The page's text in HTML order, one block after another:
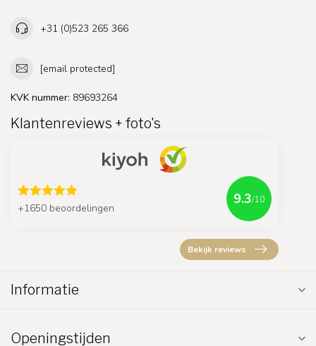
+31 (0)523 265 366
[email protected]
KVK nummer: 89693264
Klantenreviews + foto's
+1650 beoordelingen
9.3/10
Bekijk reviews
Informatie
Openingstijden